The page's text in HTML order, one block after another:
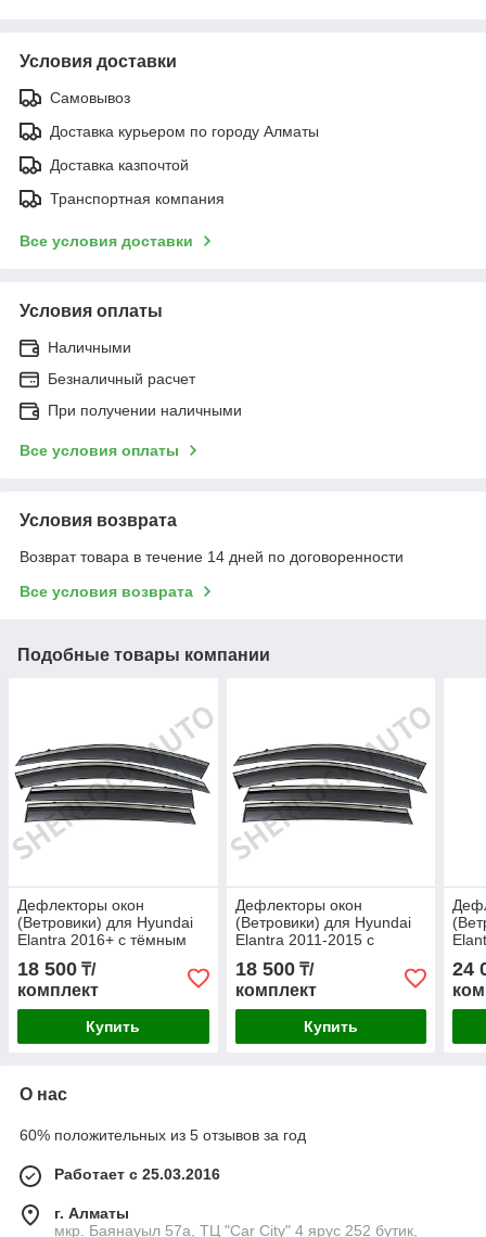
Условия доставки
Самовывоз
Доставка курьером по городу Алматы
Доставка казпочтой
Транспортная компания
Все условия доставки
Условия оплаты
Наличными
Безналичный расчет
При получении наличными
Все условия оплаты
Условия возврата
Возврат товара в течение 14 дней по договоренности
Все условия возврата
Подобные товары компании
Дефлекторы окон
(Ветровики) для Hyundai
Elantra 2016+ с тёмным
металлическим
молдингом
18 500 ₸/
комплект
Купить
Дефлекторы окон
(Ветровики) для Hyundai
Elantra 2011-2015 с
тёмным металлическим
молдингом
18 500₸/
комплект
Купить
24
О нас
60% положительных из 5 отзывов за год
Работает с 25.03.2016
г. Алматы
мкр. Баянауыл 57а, ТЦ "Car Сity" 4 ярус 252 бутик,